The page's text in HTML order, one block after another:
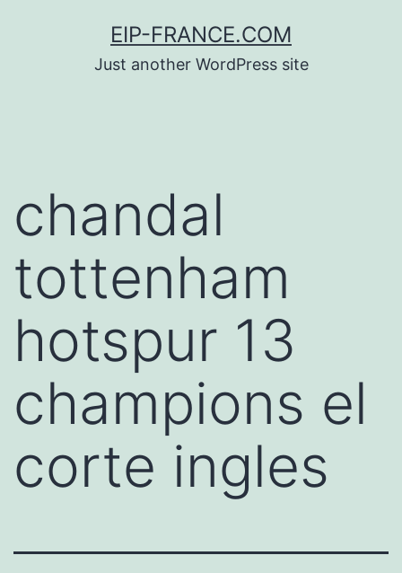
EIP-FRANCE.COM
Just another WordPress site
chandal
tottenham
hotspur 13
champions el
corte ingles